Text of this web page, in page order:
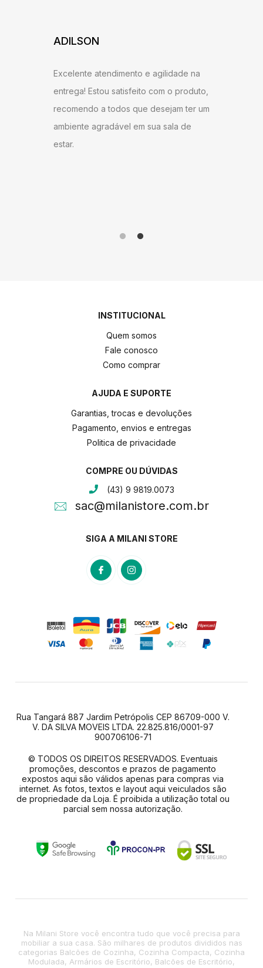
ADILSON
Excelente atendimento e agilidade na
entrega! Estou satisfeito com o produto,
recomendo a todos que desejam ter um
ambiente agradável em sua sala de
estar.
INSTITUCIONAL
Quem somos
Fale conosco
Como comprar
AJUDA E SUPORTE
Garantias, trocas e devoluções
Pagamento, envios e entregas
Politica de privacidade
COMPRE OU DÚVIDAS
(43) 9 9819.0073
sac@milanistore.com.br
SIGA A MILANI STORE
Rua Tangará 887 Jardim Petrópolis CEP 86709-000 V.
V. DA SILVA MOVEIS LTDA. 22.825.816/0001-97
900706106-71
© TODOS OS DIREITOS RESERVADOS. Eventuais
promoções, descontos e prazos de pagamento
expostos aqui são válidos apenas para compras via
internet. As fotos, textos e layout aqui veiculados são
de propriedade da Loja. É proibida a utilização total ou
parcial sem nossa autorização.
Na Milani Store você encontra tudo que você precisa para
mobiliar a sua casa. São milhares de produtos divididos nas
categorias Balcões de Cozinha, Cozinha Compacta, Cozinha
Modulada, Armários de Escritório, Balcões de Escritório,